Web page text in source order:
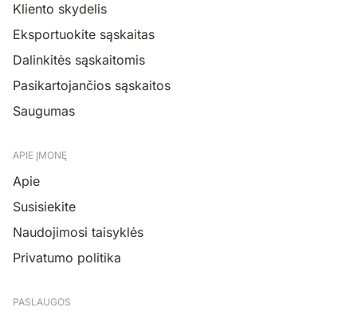
Kliento skydelis
Eksportuokite sąskaitas
Dalinkitės sąskaitomis
Pasikartojančios sąskaitos
Saugumas
APIE ĮMONĘ
Apie
Susisiekite
Naudojimosi taisyklės
Privatumo politika
PASLAUGOS